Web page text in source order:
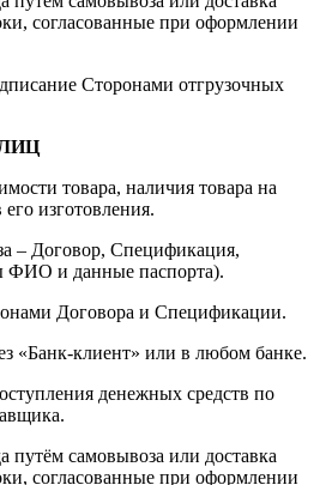
согласованные при оформлении
Сторонами отгрузочных
товара, наличия товара на
изготовления.
– Договор, Спецификация,
ФИО и данные паспорта).
Договора и Спецификации.
«Банк-клиент» или в любом банке.
денежных средств по
путём самовывоза или доставка
согласованные при оформлении